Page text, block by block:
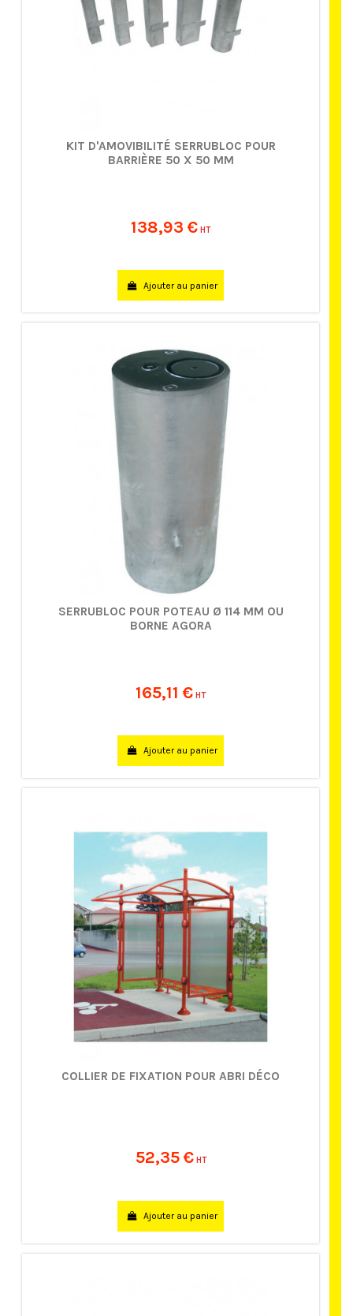
KIT D'AMOVIBILITÉ SERRUBLOC POUR
BARRIÈRE 50 X 50 MM
138,93 € HT
Ajouter au panier
SERRUBLOC POUR POTEAU Ø 114 MM OU
BORNE AGORA
165,11 € HT
Ajouter au panier
COLLIER DE FIXATION POUR ABRI DÉCO
52,35 € HT
Ajouter au panier